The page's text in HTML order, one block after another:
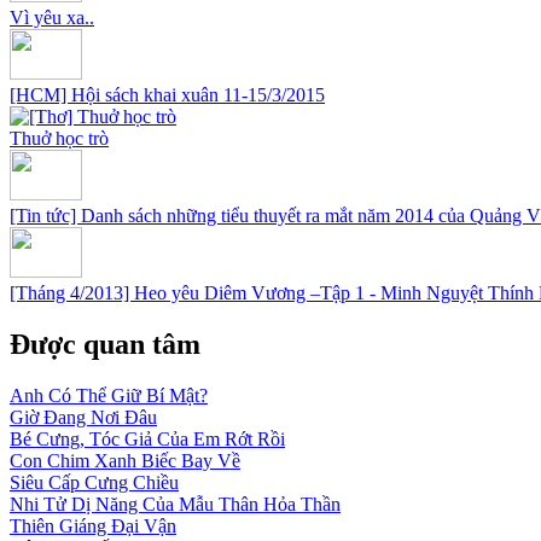
Vì yêu xa..
[HCM] Hội sách khai xuân 11-15/3/2015
Thuở học trò
[Tin tức] Danh sách những tiểu thuyết ra mắt năm 2014 của Quảng
[Tháng 4/2013] Heo yêu Diêm Vương –Tập 1 - Minh Nguyệt Thính
Được quan tâm
Anh Có Thể Giữ Bí Mật?
Giờ Đang Nơi Đâu
Bé Cưng, Tóc Giả Của Em Rớt Rồi
Con Chim Xanh Biếc Bay Về
Siêu Cấp Cưng Chiều
Nhi Tử Dị Năng Của Mẫu Thân Hỏa Thần
Thiên Giáng Đại Vận